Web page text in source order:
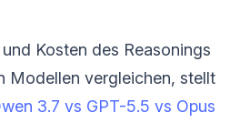
Kosten des Reasonings
Modellen vergleichen, stellt
3.7 vs GPT-5.5 vs Opus